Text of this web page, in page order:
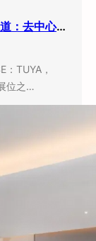
涂鸦智能以AI蓝牙直连方案切入酒店赛道：去中心化架构破解智能化改造三大痛点
TUYA，
位之…